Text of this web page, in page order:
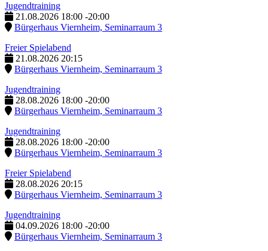
Jugendtraining
21.08.2026 18:00 -20:00
Bürgerhaus Viernheim, Seminarraum 3
Freier Spielabend
21.08.2026 20:15
Bürgerhaus Viernheim, Seminarraum 3
Jugendtraining
28.08.2026 18:00 -20:00
Bürgerhaus Viernheim, Seminarraum 3
Jugendtraining
28.08.2026 18:00 -20:00
Bürgerhaus Viernheim, Seminarraum 3
Freier Spielabend
28.08.2026 20:15
Bürgerhaus Viernheim, Seminarraum 3
Jugendtraining
04.09.2026 18:00 -20:00
Bürgerhaus Viernheim, Seminarraum 3